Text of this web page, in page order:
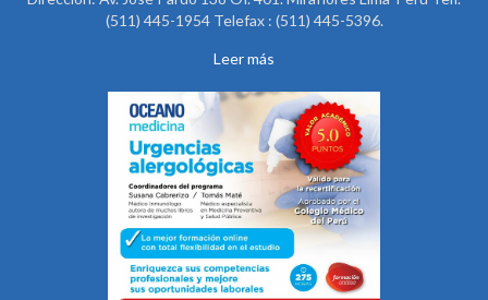
(511) 445-1954 Telefax : (511) 445-5396.
Leer más